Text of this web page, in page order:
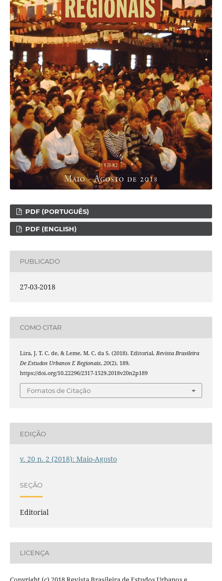
PDF (PORTUGUÊS)
PDF (ENGLISH)
PUBLICADO
27-03-2018
COMO CITAR
Lira, J. T. C. de, & Leme, M. C. da S. (2018). Editorial. Revista Brasileira
De Estudos Urbanos E Regionais, 20(2), 189.
https://doi.org/10.22296/2317-1529.2018v20n2p189
Fomatos de Citação
EDIÇÃO
v. 20 n. 2 (2018): Maio-Agosto
SEÇÃO
Editorial
LICENÇA